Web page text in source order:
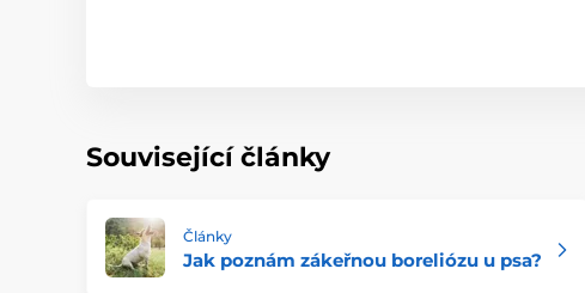
Související články
Články
Jak poznám zákeřnou boreliózu u psa?